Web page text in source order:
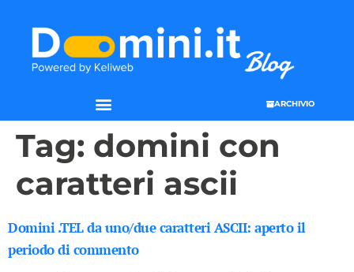
ARCHIVIO
Tag: domini con
caratteri ascii
Domini .TEL da uno/due caratteri ASCII: aperto il
periodo di commento